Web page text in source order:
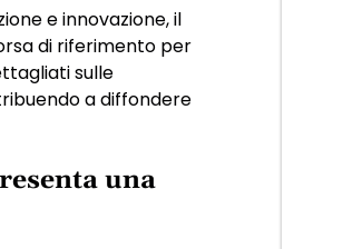
e innovazione, il
di riferimento per
sulle
a diffondere
una